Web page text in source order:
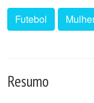
Futebol
Resumo